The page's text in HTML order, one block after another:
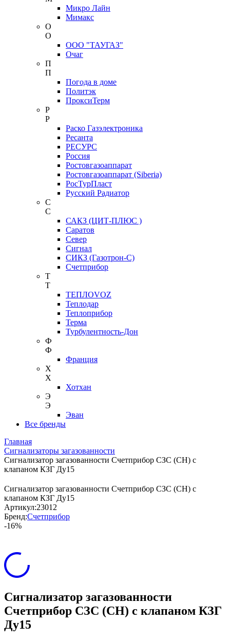
Микро Лайн
Мимакс
О
О
ООО "ТАУГАЗ"
Очаг
П
П
Погода в доме
Политэк
ПроксиТерм
Р
Р
Раско Газэлектроника
Ресанта
РЕСУРС
Россия
Ростовгазоаппарат
Ростовгазоаппарат (Siberia)
РосТурПласт
Русский Радиатор
С
С
САКЗ (ЦИТ-ПЛЮС )
Саратов
Север
Сигнал
СИКЗ (Газотрон-С)
Счетприбор
Т
Т
ТЕПЛОVOZ
Теплодар
Теплоприбор
Терма
Турбулентность-Дон
Ф
Ф
Франция
Х
Х
Хотхан
Э
Э
Эван
Все бренды
Главная
Сигнализаторы загазованности
Сигнализатор загазованности Счетприбор СЗС (СН) с
клапаном КЗГ Ду15
Сигнализатор загазованности Счетприбор СЗС (СН) с
клапаном КЗГ Ду15
Артикул:23012
Бренд:Счетприбор
-16%
Сигнализатор загазованности
Счетприбор СЗС (СН) с клапаном КЗГ
Ду15